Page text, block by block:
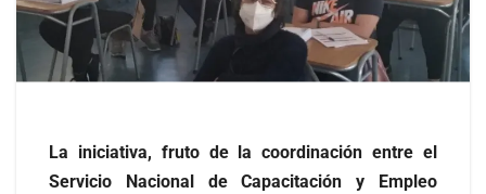
La iniciativa, fruto de la coordinación entre el
Servicio Nacional de Capacitación y Empleo